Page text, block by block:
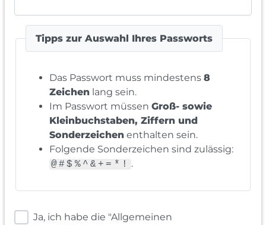
Tipps zur Auswahl Ihres Passworts
Das Passwort muss mindestens 8
Zeichen lang sein.
Im Passwort müssen Groß- sowie
Kleinbuchstaben, Ziffern und
Sonderzeichen enthalten sein.
Folgende Sonderzeichen sind zulässig:
@#$%^&+=*! .
Ja, ich habe die "Allgemeinen